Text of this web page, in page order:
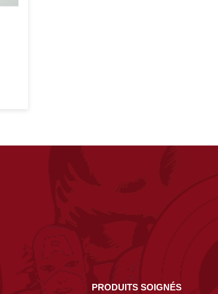
PRODUITS SOIGNÉS